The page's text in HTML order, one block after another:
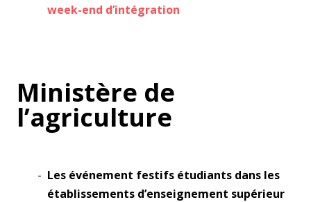
week-end d’intégration
Ministère de
l’agriculture
Les événement festifs étudiants dans les
établissements d’enseignement supérieur